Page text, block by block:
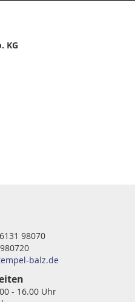
KG
98070
balz.de
- 16.00 Uhr